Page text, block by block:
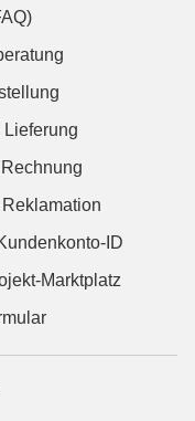
Lieferung
ID
Marktplatz